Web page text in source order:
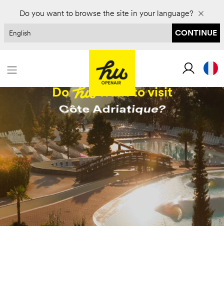
Do you want to browse the site in your language?
CONTINUE
Do
want to visit
Florence?